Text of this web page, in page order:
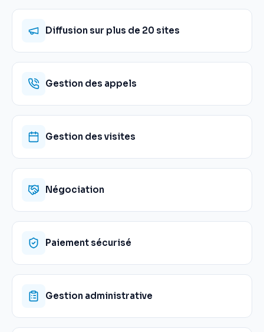
Diffusion sur plus de 20 sites
Gestion des appels
Gestion des visites
Négociation
Paiement sécurisé
Gestion administrative